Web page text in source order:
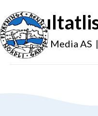
AvSmart Media AS |